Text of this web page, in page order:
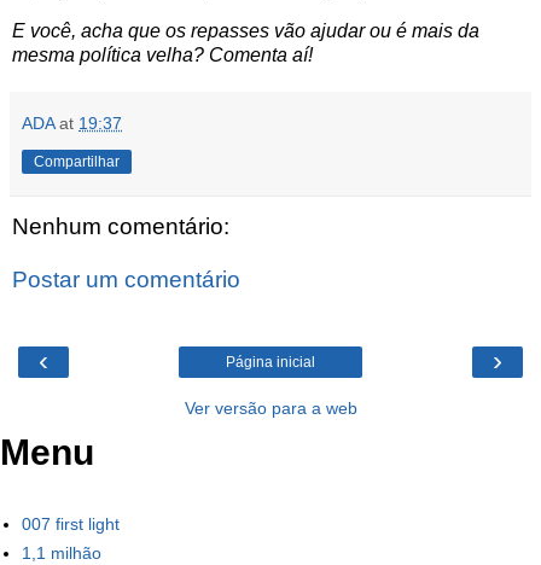
E você, acha que os repasses vão ajudar ou é mais da
mesma política velha? Comenta aí!
ADA at 19:37
Compartilhar
Nenhum comentário:
Postar um comentário
‹ ›
Página inicial
Ver versão para a web
Menu
007 first light
1,1 milhão